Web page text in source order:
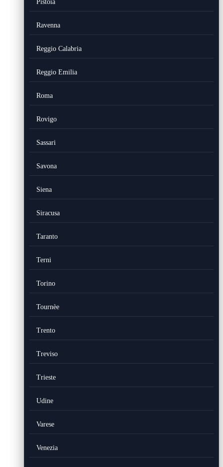
Pistoia
Ravenna
Reggio Calabria
Reggio Emilia
Roma
Rovigo
Sassari
Savona
Siena
Siracusa
Taranto
Terni
Torino
Tournèe
Trento
Treviso
Trieste
Udine
Varese
Venezia